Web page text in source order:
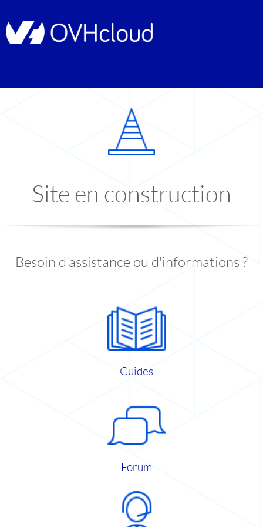
Site en construction
Besoin d'assistance ou d'informations ?
Guides
Forum